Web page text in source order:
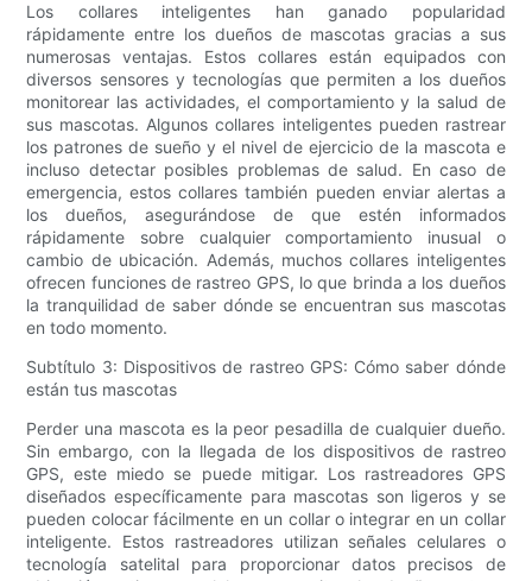
Los collares inteligentes han ganado popularidad
rápidamente entre los dueños de mascotas gracias a sus
numerosas ventajas. Estos collares están equipados con
diversos sensores y tecnologías que permiten a los dueños
monitorear las actividades, el comportamiento y la salud de
sus mascotas. Algunos collares inteligentes pueden rastrear
los patrones de sueño y el nivel de ejercicio de la mascota e
incluso detectar posibles problemas de salud. En caso de
emergencia, estos collares también pueden enviar alertas a
los dueños, asegurándose de que estén informados
rápidamente sobre cualquier comportamiento inusual o
cambio de ubicación. Además, muchos collares inteligentes
ofrecen funciones de rastreo GPS, lo que brinda a los dueños
la tranquilidad de saber dónde se encuentran sus mascotas
en todo momento.
Subtítulo 3: Dispositivos de rastreo GPS: Cómo saber dónde
están tus mascotas
Perder una mascota es la peor pesadilla de cualquier dueño.
Sin embargo, con la llegada de los dispositivos de rastreo
GPS, este miedo se puede mitigar. Los rastreadores GPS
diseñados específicamente para mascotas son ligeros y se
pueden colocar fácilmente en un collar o integrar en un collar
inteligente. Estos rastreadores utilizan señales celulares o
tecnología satelital para proporcionar datos precisos de